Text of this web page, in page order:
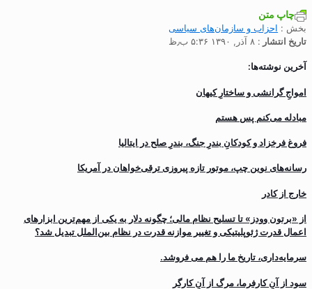
چاپ متن
بخش : احزاب و سازمان‌های سیاسی
تاریخ انتشار : ۸ آذر, ۱۳۹۰ ۵:۳۶ ب٫ظ
آخرین نوشته‌ها:
‌امواجِ گرانشی و ساختارِ کیهان
مبادله می‌کنم پس هستم
فروغ فرخزاد و کودکانِ بندرِ جنگ، بندرِ صلح در ایتالیا
رسانه‌های نوین چپ، موتور تازه پیروزی ترقی‌خواهان در آمریکا
خارج از کادر
از «برتون وودز» تا تسلیح نظام مالی؛ چگونه دلار به یکی از مهم‌ترین ابزارهای
اعمال قدرت ژئوپلیتیکی و تغییر موازنه قدرت در نظام بین‌الملل تبدیل شد؟
سرمایه‌داری، تاریخ ما را هم می فروشد.
سود از آنِ کارفرما، مرگ از آنِ کارگر